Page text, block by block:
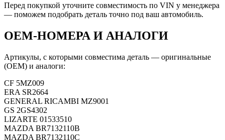
Перед покупкой уточните совместимость по VIN у менеджера
— поможем подобрать деталь точно под ваш автомобиль.
OEM-НОМЕРА И АНАЛОГИ
Артикулы, с которыми совместима деталь — оригинальные
(OEM) и аналоги:
CF 5MZ009
ERA SR2664
GENERAL RICAMBI MZ9001
GS 2GS4302
LIZARTE 01533510
MAZDA BR7132110B
MAZDA BR7132110C